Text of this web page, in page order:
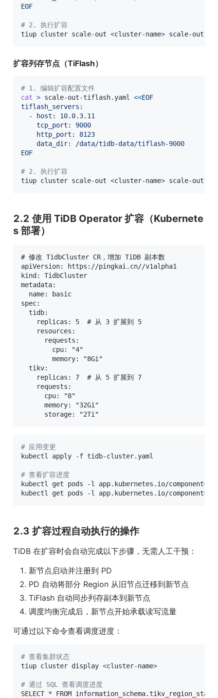
EOF
# 2. 执行扩容
tiup cluster scale-out <cluster-name> scale-out-
扩容列存节点（TiFlash）
# 1. 编辑扩容配置文件
cat > scale-out-tiflash.yaml <<EOF
tiflash_servers:
  - host: 10.0.3.11
    tcp_port: 9000
    http_port: 8123
    data_dir: /data/tidb-data/tiflash-9000
EOF
# 2. 执行扩容
tiup cluster scale-out <cluster-name> scale-out-
2.2 使用 TiDB Operator 扩容（Kubernete
s 部署）
# 修改 TidbCluster CR，增加 TiDB 副本数
apiVersion: https://pingkai.cn//v1alpha1
kind: TidbCluster
metadata:
  name: basic
spec:
  tidb:
    replicas: 5  # 从 3 扩展到 5
    resources:
      requests:
        cpu: "4"
        memory: "8Gi"
  tikv:
    replicas: 7  # 从 5 扩展到 7
    requests:
      cpu: "8"
      memory: "32Gi"
      storage: "2Ti"
# 应用变更
kubectl apply -f tidb-cluster.yaml
# 查看扩容进度
kubectl get pods -l app.kubernetes.io/component=
kubectl get pods -l app.kubernetes.io/component=
2.3 扩容过程自动执行的操作
TiDB 在扩容时会自动完成以下步骤，无需人工干预：
新节点启动并注册到 PD
PD 自动将部分 Region 从旧节点迁移到新节点
TiFlash 自动同步列存副本到新节点
调度均衡完成后，新节点开始承载读写流量
可通过以下命令查看调度进度：
# 查看集群状态
tiup cluster display <cluster-name>
# 通过 SQL 查看调度进度
SELECT * FROM